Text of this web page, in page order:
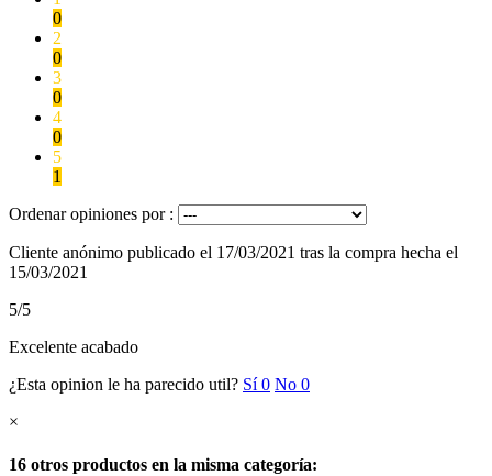
0
2
0
3
0
4
0
5
1
Ordenar opiniones por :
Cliente anónimo publicado el 17/03/2021 tras la compra hecha el
15/03/2021
5/5
Excelente acabado
¿Esta opinion le ha parecido util? Sí0 No 0
×
16 otros productos en la misma categoría: